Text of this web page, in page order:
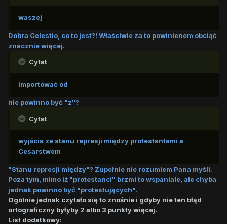
waszej
Dobra Celestio, co to jest?! Właściwie za to powinienem obciąć
znacznie więcej.
Cytat
importować od
nie powinno być "z"?
Cytat
wyjścia ze stanu represji między protestantami a
Cesarstwem
"Stanu represji między"? Zupełnie nie rozumiem Pana myśli.
Poza tym, mimo iż "protestanci" brzmi to wspaniale, ale chyba
jednak powinno być "protestujących".
Ogólnie jednak czytało się to znośnie i gdyby nie ten błąd
ortograficzny byłyby 2 albo 3 punkty więcej.
List dodatkowy: